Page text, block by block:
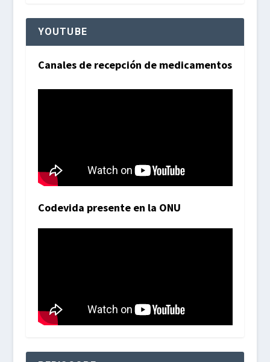
YOUTUBE
Canales de recepción de medicamentos
Codevida presente en la ONU